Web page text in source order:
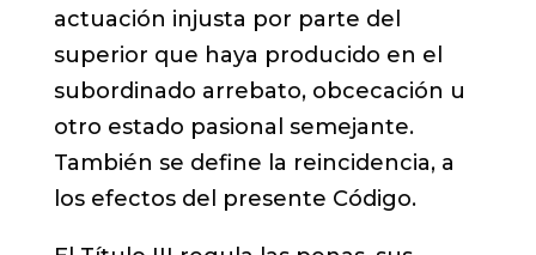
actuación injusta por parte del
superior que haya producido en el
subordinado arrebato, obcecación u
otro estado pasional semejante.
También se define la reincidencia, a
los efectos del presente Código.